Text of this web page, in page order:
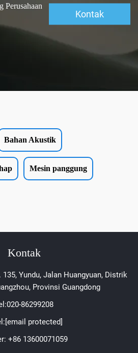
Perusahaan
Kontak
Bahan Akustik
Mesin panggung
Kontak
135, Yundu, Jalan Huangyuan, Distrik
Provinsi Guangdong
020-86299208
[email protected]
+86 13600071059